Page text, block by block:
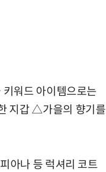
워드 아이템으로는
지갑 △가을의 향기를
아나 등 럭셔리 코트